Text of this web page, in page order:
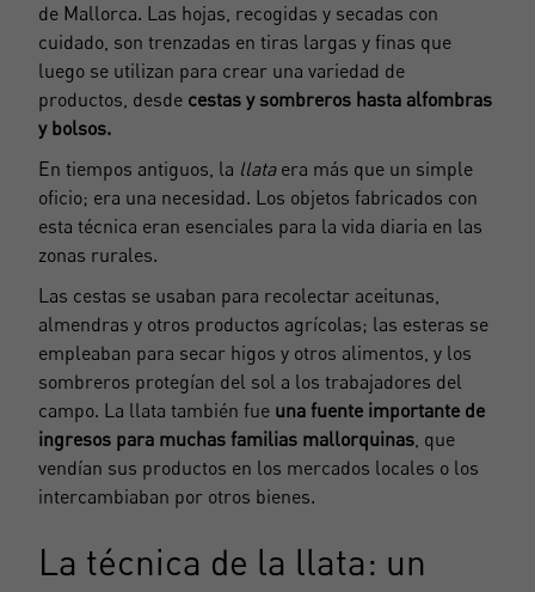
de Mallorca. Las hojas, recogidas y secadas con
cuidado, son trenzadas en tiras largas y finas que
luego se utilizan para crear una variedad de
productos, desde cestas y sombreros hasta alfombras
y bolsos.
En tiempos antiguos, la llataera más que un simple
oficio; era una necesidad. Los objetos fabricados con
esta técnica eran esenciales para la vida diaria en las
zonas rurales.
Las cestas se usaban para recolectar aceitunas,
almendras y otros productos agrícolas; las esteras se
empleaban para secar higos y otros alimentos, y los
sombreros protegían del sol a los trabajadores del
campo. La llata también fue una fuente importante de
ingresos para muchas familias mallorquinas, que
vendían sus productos en los mercados locales o los
intercambiaban por otros bienes.
La técnica de la llata: un